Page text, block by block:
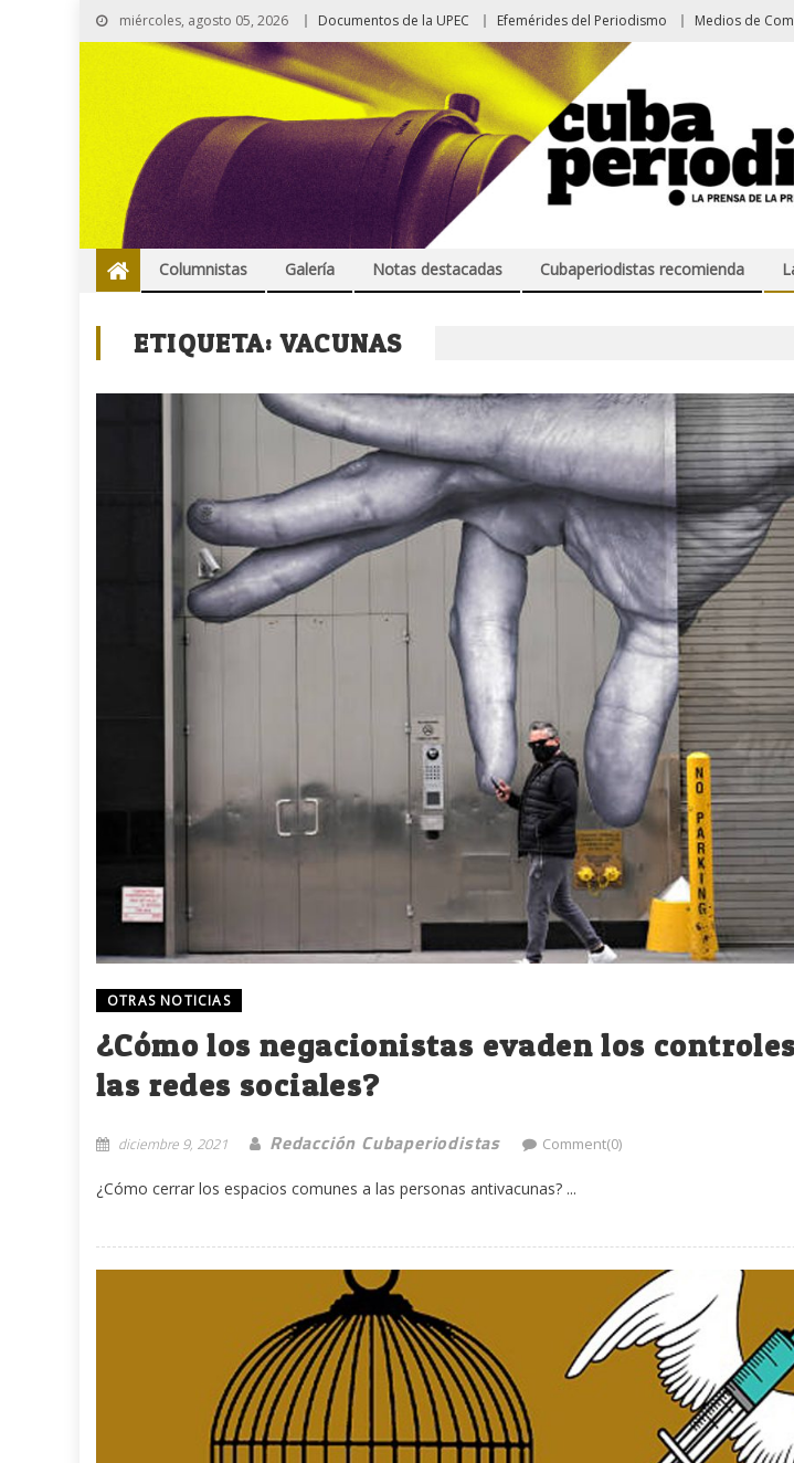
miércoles, agosto 05, 2026 Documentos de la UPEC Efemérides del Periodismo Medios de
Columnistas Galería Notas destacadas Cubaperiodistas recomienda
ETIQUETA: VACUNAS
OTRAS NOTICIAS
¿Cómo los negacionistas evaden los
las redes sociales?
diciembre 9, 2021 Redacción Cubaperiodistas Comment(0)
¿Cómo cerrar los espacios comunes a las personas antivacunas? ...